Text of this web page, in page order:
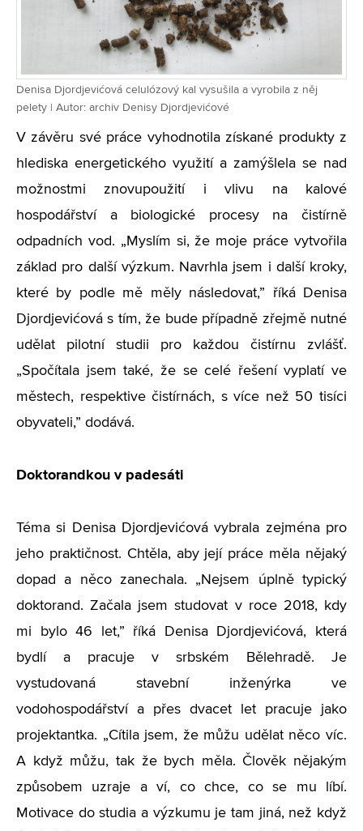
Denisa Djordjevićová celulózový kal vysušila a vyrobila z něj
pelety | Autor: archiv Denisy Djordjevićové
V závěru své práce vyhodnotila získané produkty z
hlediska energetického využití a zamýšlela se nad
možnostmi znovupoužití i vlivu na kalové
hospodářství a biologické procesy na čistírně
odpadních vod. „Myslím si, že moje práce vytvořila
základ pro další výzkum. Navrhla jsem i další kroky,
které by podle mě měly následovat,” říká Denisa
Djordjevićová s tím, že bude případně zřejmě nutné
udělat pilotní studii pro každou čistírnu zvlášť.
„Spočítala jsem také, že se celé řešení vyplatí ve
městech, respektive čistírnách, s více než 50 tisíci
obyvateli,” dodává.
Doktorandkou v padesáti
Téma si Denisa Djordjevićová vybrala zejména pro
jeho praktičnost. Chtěla, aby její práce měla nějaký
dopad a něco zanechala. „Nejsem úplně typický
doktorand. Začala jsem studovat v roce 2018, kdy
mi bylo 46 let,” říká Denisa Djordjevićová, která
bydlí a pracuje v srbském Bělehradě. Je
vystudovaná stavební inženýrka ve
vodohospodářství a přes dvacet let pracuje jako
projektantka. „Cítila jsem, že můžu udělat něco víc.
A když můžu, tak že bych měla. Člověk nějakým
způsobem uzraje a ví, co chce, co se mu líbí.
Motivace do studia a výzkumu je tam jiná, než když